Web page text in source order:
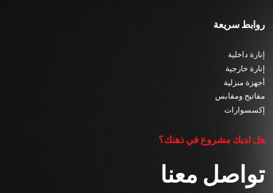
روابط سريعة
إنارة داخلية
إنارة خارجية
أجهزة منزلية
مفاتيح ومقابس
إكسسوارات
هل لديك مشروع في ذهنك؟
تواصل معنا